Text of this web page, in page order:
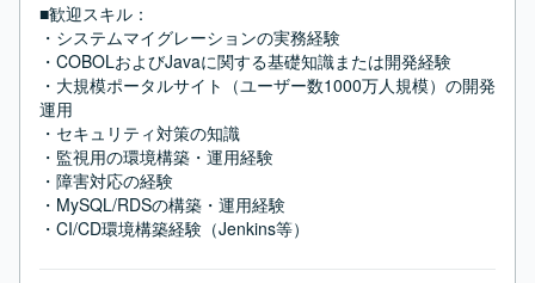
■歓迎スキル：
・システムマイグレーションの実務経験
・COBOLおよびJavaに関する基礎知識または開発経験
・大規模ポータルサイト（ユーザー数1000万人規模）の開発
運用
・セキュリティ対策の知識
・監視用の環境構築・運用経験
・障害対応の経験
・MySQL/RDSの構築・運用経験
・CI/CD環境構築経験（Jenkins等）